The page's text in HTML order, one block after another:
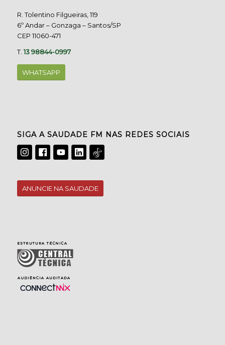
R. Tolentino Filgueiras, 119
6º Andar – Gonzaga – Santos/SP
CEP 11060-471
T.13 98844-0997
WHATSAPP
SIGA A SAUDADE FM NAS REDES SOCIAIS
ANUNCIE NA SAUDADE